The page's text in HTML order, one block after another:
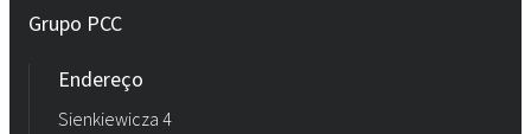
Grupo PCC
Endereço
Sienkiewicza 4